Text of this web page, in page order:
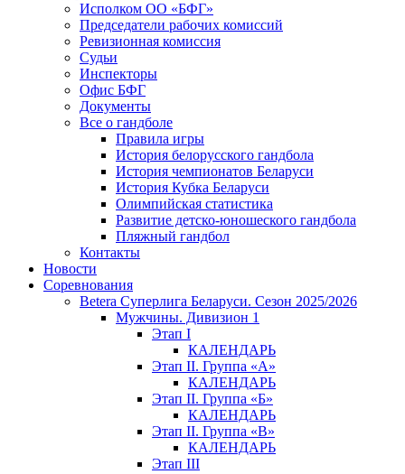
Исполком ОО «БФГ»
Председатели рабочих комиссий
Ревизионная комиссия
Судьи
Инспекторы
Офис БФГ
Документы
Все о гандболе
Правила игры
История белорусского гандбола
История чемпионатов Беларуси
История Кубка Беларуси
Олимпийская статистика
Развитие детско-юношеского гандбола
Пляжный гандбол
Контакты
Новости
Соревнования
Betera Суперлига Беларуси. Сезон 2025/2026
Мужчины. Дивизион 1
Этап I
КАЛЕНДАРЬ
Этап II. Группа «А»
КАЛЕНДАРЬ
Этап II. Группа «Б»
КАЛЕНДАРЬ
Этап II. Группа «В»
КАЛЕНДАРЬ
Этап III